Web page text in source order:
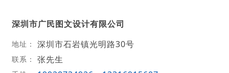
深圳市广民图文设计有限公司
地址： 深圳市石岩镇光明路30号
联系： 张先生